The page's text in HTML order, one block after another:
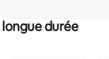
durée